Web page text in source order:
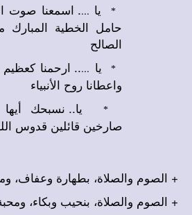
* يا .... اسمعنا صوت
حامل الخطية المبارك
الصالح
* يا ..... ارحمنا
واعطانا روح الأنبياء
*
يا.. نسبحك أيها
صارخين قائلين قدوس
+ الصوم والصلاة، بطهارة وعفاف،
+ الصوم والصلاة، بنحيب وبكاء،